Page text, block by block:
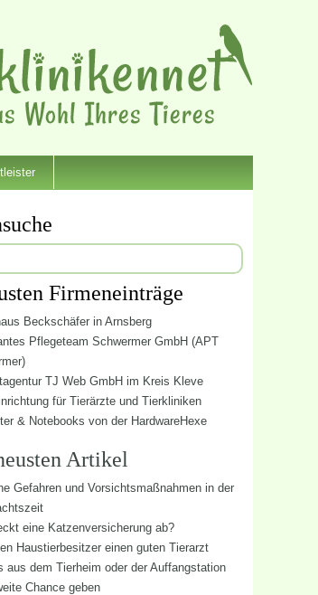
Firmeneinträge
Beckschäfer in Arnsberg
Pflegeteam Schwermer GmbH (APT
TJ Web GmbH im Kreis Kleve
für Tierärzte und Tierkliniken
& Notebooks von der HardwareHexe
Artikel
Gefahren und Vorsichtsmaßnahmen in der
eine Katzenversicherung ab?
Haustierbesitzer einen guten Tierarzt
aus dem Tierheim oder der Auffangstation
Chance geben